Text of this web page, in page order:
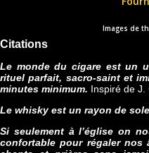
Images de
Citations
Le monde du cigare est un
rituel parfait, sacro-saint et
minutes minimum. Inspiré de J.
Le whisky est un rayon de
Si seulement à l’église on
confortable pour régaler nos